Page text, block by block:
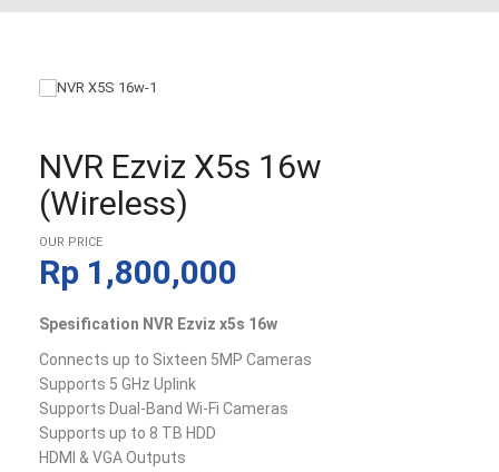
NVR Ezviz X5s 16w
(wireless)
OUR PRICE
Rp 1,800,000
Spesification NVR Ezviz x5s 16w
Connects up to Sixteen 5MP Cameras
Supports 5 GHz Uplink
Supports Dual-Band Wi-Fi Cameras
Supports up to 8 TB HDD
HDMI & VGA Outputs